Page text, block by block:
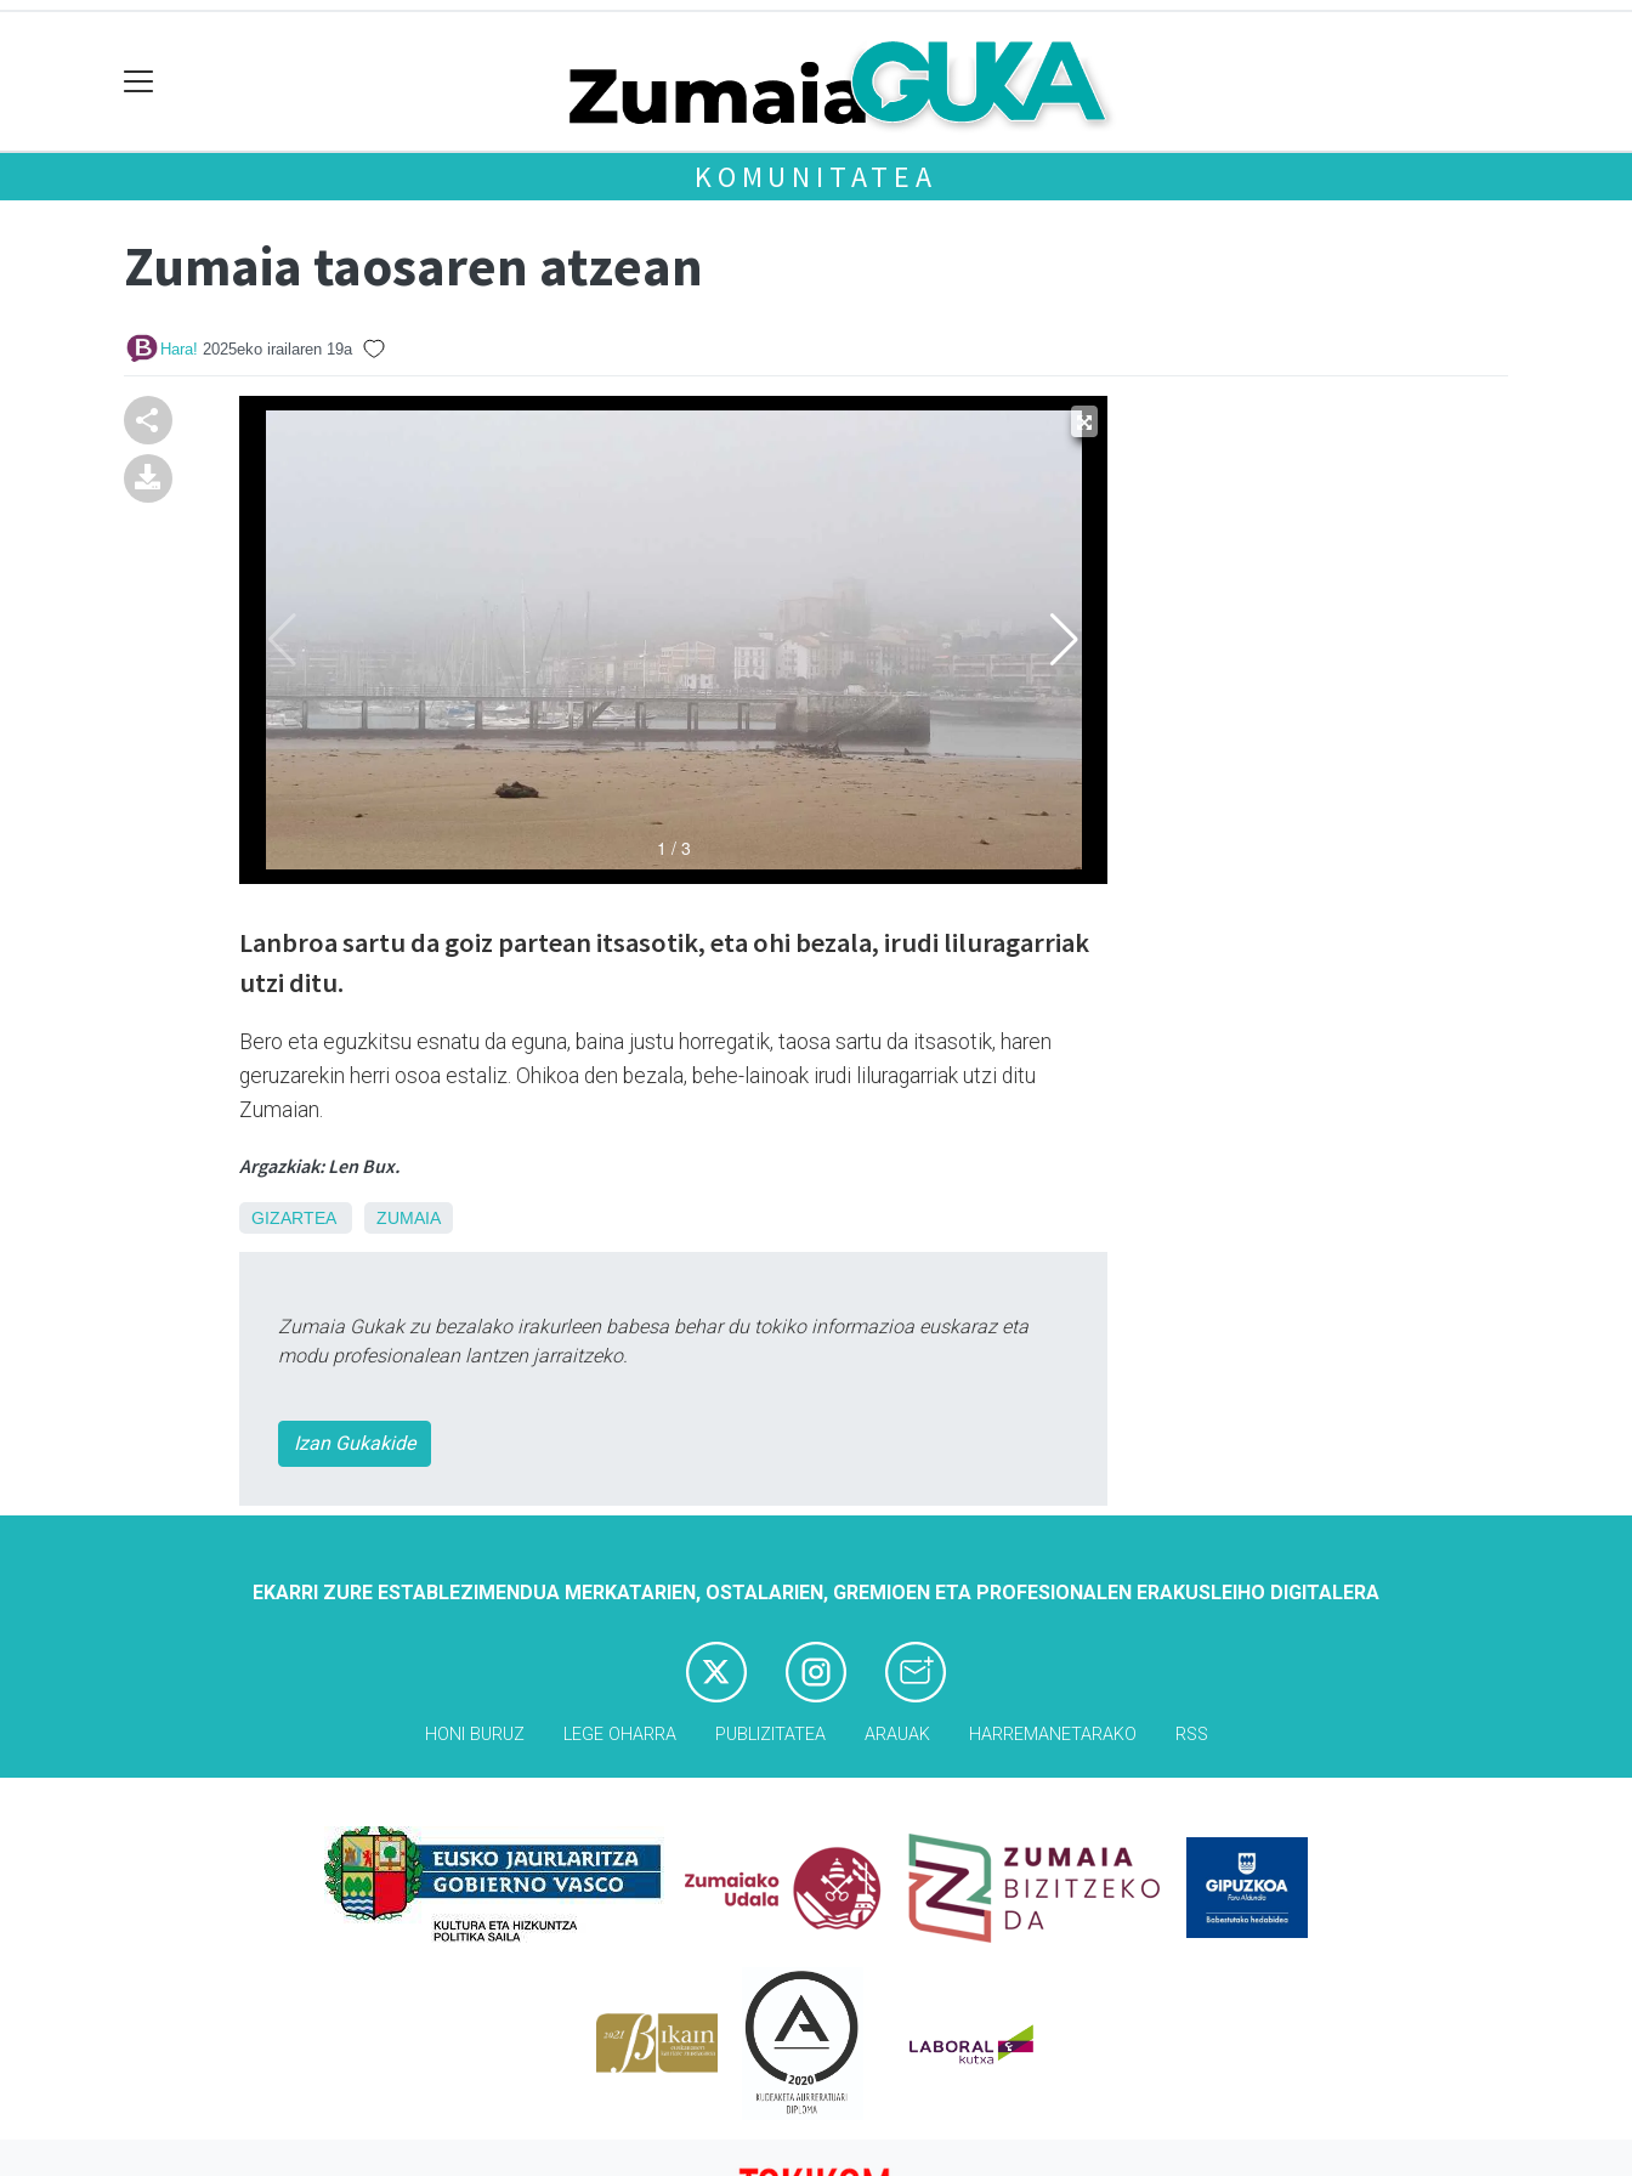
KOMUNITATEA
Zumaia taosaren atzean
Hara! 2025eko irailaren 19a
Lanbroa sartu da goiz partean itsasotik, eta ohi bezala, irudi liluragarriak
utzi ditu.
Bero eta eguzkitsu esnatu da eguna, baina justu horregatik, taosa sartu da itsasotik, haren
geruzarekin herri osoa estaliz. Ohikoa den bezala, behe-lainoak irudi liluragarriak utzi ditu
Zumaian.
Argazkiak: Len Bux.
GIZARTEA ZUMAIA
Zumaia Gukak zu bezalako irakurleen babesa behar du tokiko informazioa euskaraz eta
modu profesionalean lantzen jarraitzeko.
Izan Gukakide
EKARRI ZURE ESTABLEZIMENDUA MERKATARIEN, OSTALARIEN, GREMIOEN ETA PROFESIONALEN ERAKUSLEIHO DIGITALERA
HONI BURUZ LEGE OHARRA PUBLIZITATEA ARAUAK HARREMANETARAKO RSS